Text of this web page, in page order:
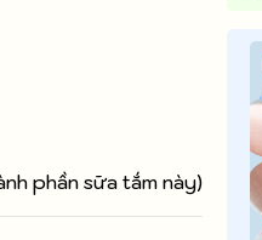
phần sữa tắm này)